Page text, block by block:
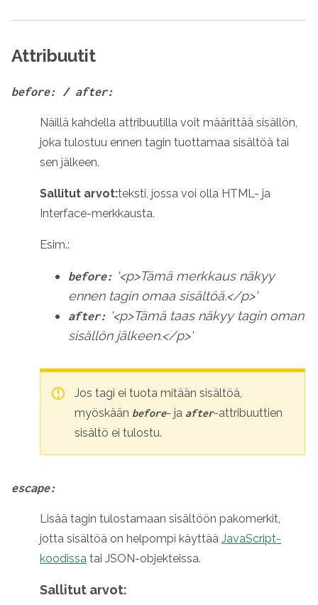
Attribuutit
before: / after:
Näillä kahdella attribuutilla voit määrittää sisällön,
joka tulostuu ennen tagin tuottamaa sisältöä tai
sen jälkeen.
Sallitut arvot:teksti, jossa voi olla HTML- ja
Interface-merkkausta.
Esim.:
before: '<p>Tämä merkkaus näkyy
ennen tagin omaa sisältöä.</p>'
after: '<p>Tämä taas näkyy tagin oman
sisällön jälkeen.</p>'
Jos tagi ei tuota mitään sisältöä,
myöskään before- ja after-attribuuttien
sisältö ei tulostu.
escape:
Lisää tagin tulostamaan sisältöön pakomerkit,
jotta sisältöä on helpompi käyttää JavaScript-
koodissa tai JSON-objekteissa.
Sallitut arvot: